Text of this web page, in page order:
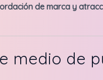
de marca y
medio de